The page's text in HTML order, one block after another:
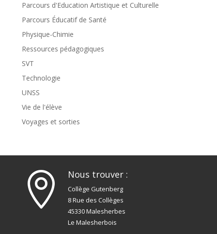
Parcours d'Education Artistique et Culturelle
Parcours Éducatif de Santé
Physique-Chimie
Ressources pédagogiques
SVT
Technologie
UNSS
Vie de l'élève
Voyages et sorties
 Nous trouver :
Collège Gutenberg
8 Rue des Collèges
45330 Malesherbes
Le Malesherbois